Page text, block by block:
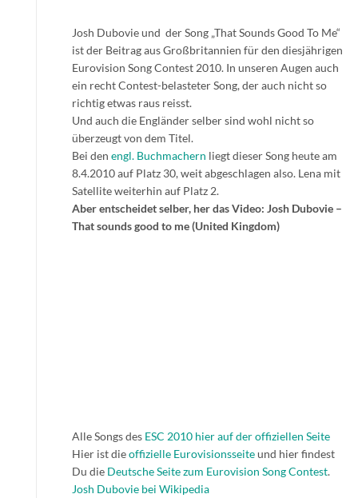
Josh Dubovie und der Song „That Sounds Good To Me“
ist der Beitrag aus Großbritannien für den diesjährigen
Eurovision Song Contest 2010. In unseren Augen auch
ein recht Contest-belasteter Song, der auch nicht so
richtig etwas raus reisst.
Und auch die Engländer selber sind wohl nicht so
überzeugt von dem Titel.
Bei den engl. Buchmachern liegt dieser Song heute am
8.4.2010 auf Platz 30, weit abgeschlagen also. Lena mit
Satellite weiterhin auf Platz 2.
Aber entscheidet selber, her das Video: Josh Dubovie –
That sounds good to me (United Kingdom)
Alle Songs des ESC 2010 hier auf der offiziellen Seite
Hier ist dieoffizielle Eurovisionsseiteund hier findest
Du die Deutsche Seite zum Eurovision Song Contest.
Josh Dubovie bei Wikipedia